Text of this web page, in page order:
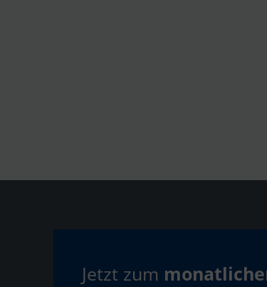
Jetzt zum